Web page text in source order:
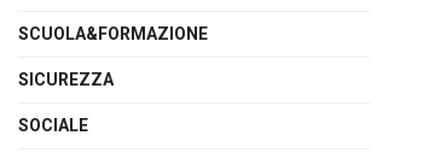
SCUOLA&FORMAZIONE
SICUREZZA
SOCIALE